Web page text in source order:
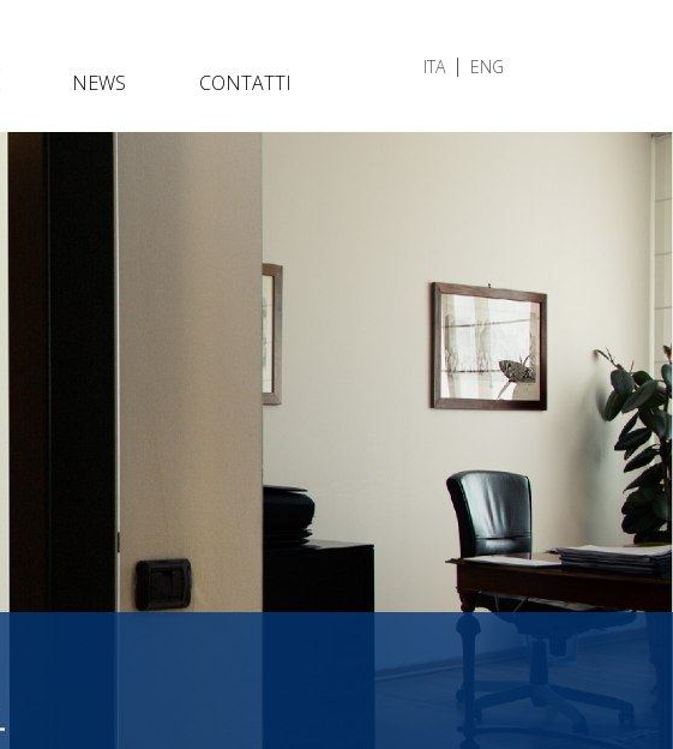
NEWS CONTATTI
ITA ENG